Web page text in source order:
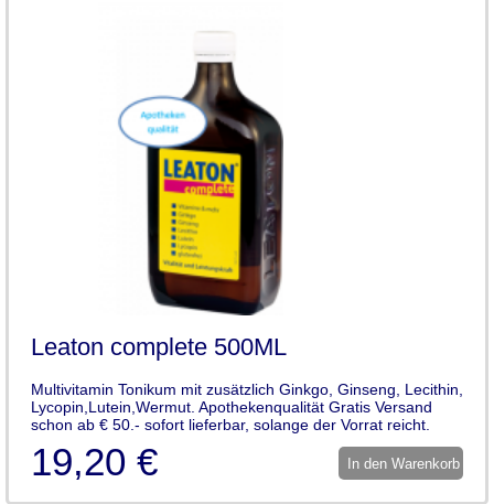
Leaton complete 500ML
Multivitamin Tonikum mit zusätzlich Ginkgo, Ginseng, Lecithin,
Lycopin,Lutein,Wermut. Apothekenqualität Gratis Versand
schon ab € 50.- sofort lieferbar, solange der Vorrat reicht.
19,20 € In den Warenkorb